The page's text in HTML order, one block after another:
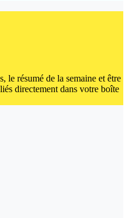
le résumé de la semaine et être
directement dans votre boîte